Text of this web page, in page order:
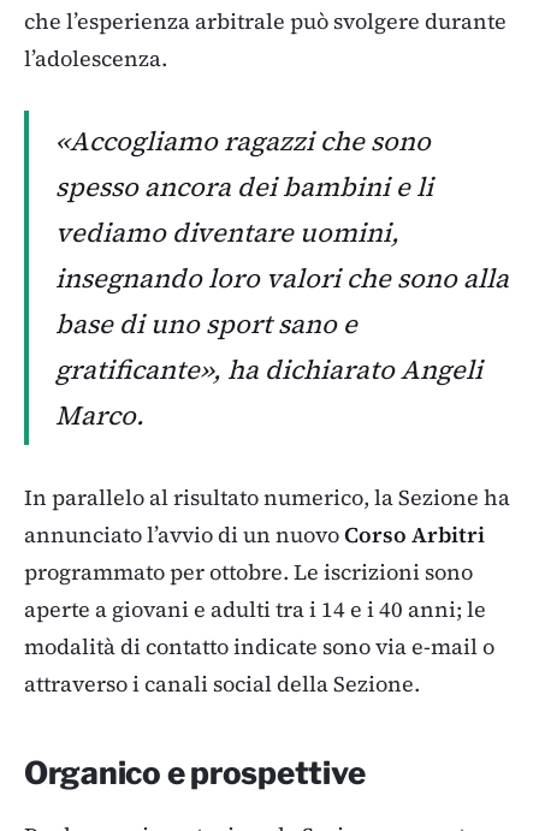
che l’esperienza arbitrale può svolgere durante
l’adolescenza.
«Accogliamo ragazzi che sono
spesso ancora dei bambini e li
vediamo diventare uomini,
insegnando loro valori che sono alla
base di uno sport sano e
gratificante», ha dichiarato Angeli
Marco.
In parallelo al risultato numerico, la Sezione ha
annunciato l’avvio di un nuovoCorso Arbitri
programmato per ottobre. Le iscrizioni sono
aperte a giovani e adulti tra i 14 e i 40 anni; le
modalità di contatto indicate sono via e-mail o
attraverso i canali social della Sezione.
Organico e prospettive